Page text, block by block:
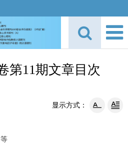
第11期文章目次
显示方式：